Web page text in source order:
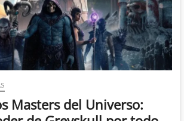
Masters del Universo: